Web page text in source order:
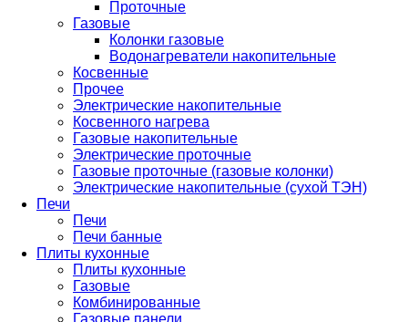
Проточные
Газовые
Колонки газовые
Водонагреватели накопительные
Косвенные
Прочее
Электрические накопительные
Косвенного нагрева
Газовые накопительные
Электрические проточные
Газовые проточные (газовые колонки)
Электрические накопительные (сухой ТЭН)
Печи
Печи
Печи банные
Плиты кухонные
Плиты кухонные
Газовые
Комбинированные